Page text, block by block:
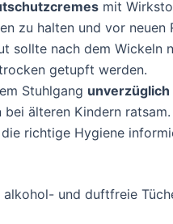
mit
zu halten und vor neuen
sollte nach dem
getupft werden.
Stuhlgang
älteren Kindern
richtige Hygiene
und duftfreie